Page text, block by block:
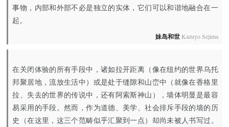
事物，内部和外部不必是独立的实体，它们可以和谐地融合在一
起。
妹岛和世Kazuyo Sejima
在关闭体验的所有手段中，诸如拉开距离（像在纽约的世界乌托
邦聚居地，流放生活中）或是处于缝隙和山峦中（就像在香格里
拉、失去的世界的传说中，还有阿索斯神山），墙体明显是最容
易采用的手段。然而，作为道德、美学、社会排斥手段的墙的历
史（在这里，这三个范畴似乎汇聚到一点）却尚未被人书写过。